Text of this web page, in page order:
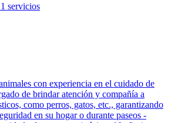
1 servicios
con experiencia en el cuidado de
de brindar atención y compañía a
como perros, gatos, etc., garantizando
en su hogar o durante paseos -